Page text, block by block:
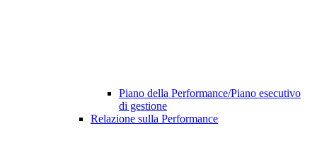
Piano della Performance/Piano esecutivo
di gestione
Relazione sulla Performance